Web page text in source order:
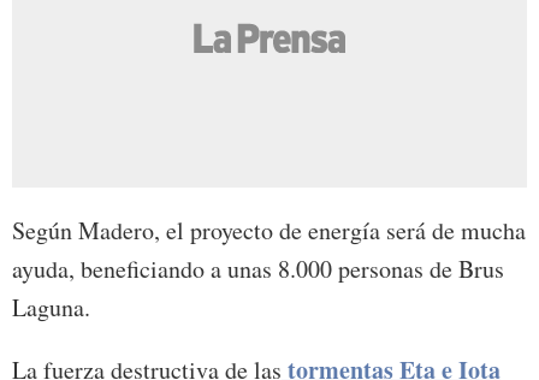
Según Madero, el proyecto de energía será de mucha
ayuda, beneficiando a unas 8.000 personas de Brus
Laguna.
La fuerza destructiva de las tormentas Eta e Iota